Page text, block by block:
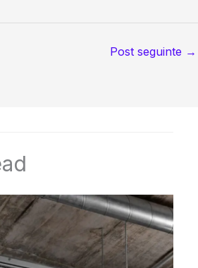
Post seguinte →